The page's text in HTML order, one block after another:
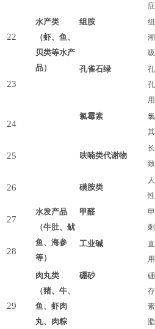
22
水产类
（虾、鱼、
贝类等水产
品）
组胺
23
孔雀石绿
用
24
氯霉素
25 呋喃类代谢物
26 磺胺类
27
水发产品
（牛肚、鱿
鱼、海参
等）
甲醛
28
工业碱
29
肉丸类
（猪、牛、
鱼、虾肉
丸、 肉粽
硼砂